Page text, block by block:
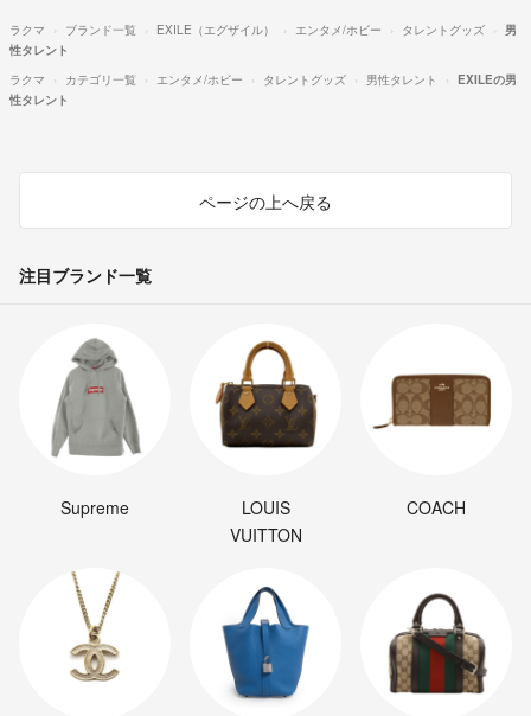
ラクマ ブランド一覧 EXILE（エグザイル） エンタメ/ホビー タレントグッズ
男
性タレント
ラクマ
カテゴリ一覧 エンタメ/ホビー タレントグッズ 男性タレント
EXILEの男
性タレント
ページの上へ戻る
注目ブランド一覧
Supreme
LOUIS
VUITTON
COACH